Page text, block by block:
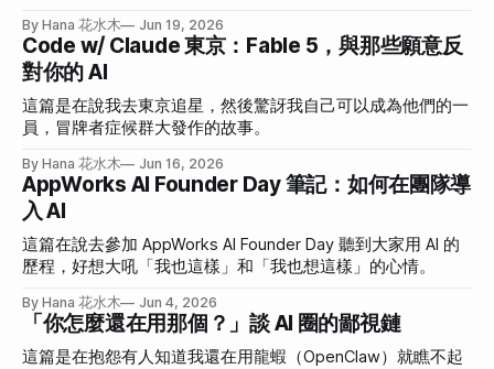
By Hana 花水木 Jun 19, 2026
Code w/ Claude 東京：Fable 5，與那些願意反
對你的 AI
這篇是在說我去東京追星，然後驚訝我自己可以成為他們的一
員，冒牌者症候群大發作的故事。
By Hana 花水木 Jun 16, 2026
AppWorks AI Founder Day 筆記：如何在團隊導
入 AI
這篇在說去參加 AppWorks AI Founder Day 聽到大家用 AI 的
歷程，好想大吼「我也這樣」和「我也想這樣」的心情。
By Hana 花水木 Jun 4, 2026
「你怎麼還在用那個？」談 AI 圈的鄙視鏈
這篇是在抱怨有人知道我還在用龍蝦（OpenClaw）就瞧不起